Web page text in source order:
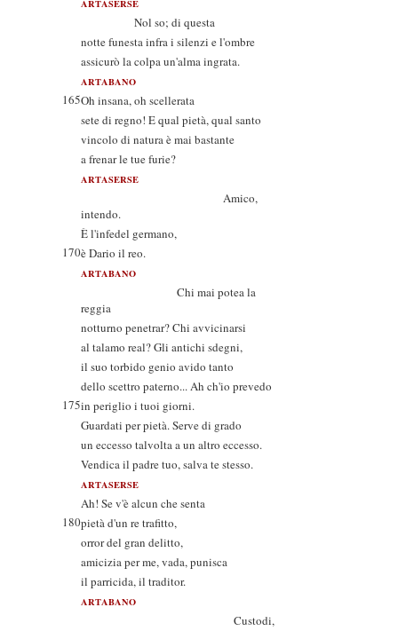
ARTASERSE
Nol so; di questa
notte funesta infra i silenzi e l'ombre
assicurò la colpa un'alma ingrata.
ARTABANO
165Oh insana, oh scellerata
sete di regno! E qual pietà, qual santo
vincolo di natura è mai bastante
a frenar le tue furie?
ARTASERSE
Amico,
intendo.
È l'infedel germano,
170è Dario il reo.
ARTABANO
Chi mai potea la
reggia
notturno penetrar? Chi avvicinarsi
al talamo real? Gli antichi sdegni,
il suo torbido genio avido tanto
dello scettro paterno... Ah ch'io prevedo
175in periglio i tuoi giorni.
Guardati per pietà. Serve di grado
un eccesso talvolta a un altro eccesso.
Vendica il padre tuo, salva te stesso.
ARTASERSE
Ah! Se v'è alcun che senta
180pietà d'un re trafitto,
orror del gran delitto,
amicizia per me, vada, punisca
il parricida, il traditor.
ARTABANO
Custodi,